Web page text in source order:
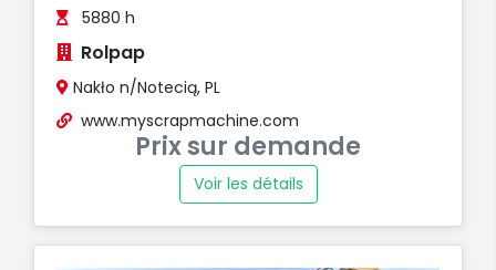
5880 h
Rolpap
Nakło n/Notecią, PL
www.myscrapmachine.com
Prix sur demande
Voir les détails